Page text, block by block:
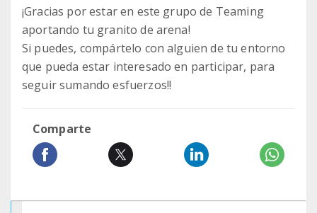
¡Gracias por estar en este grupo de Teaming
aportando tu granito de arena!
Si puedes, compártelo con alguien de tu entorno
que pueda estar interesado en participar, para
seguir sumando esfuerzos!!
Comparte